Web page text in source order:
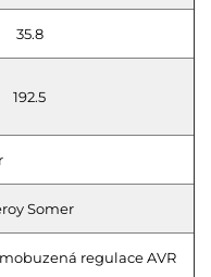
35.8
192.5
Somer
regulace AVR